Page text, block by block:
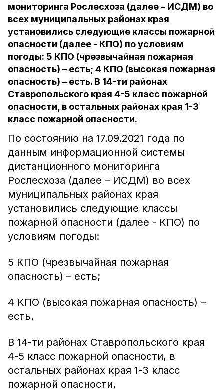
мониторинга Рослесхоза (далее – ИСДМ) во
всех муниципальных районах края
установились следующие классы пожарной
опасности (далее - КПО) по условиям
погоды: 5 КПО (чрезвычайная пожарная
опасность) – есть; 4 КПО (высокая пожарная
опасность) – есть. В 14-ти районах
Ставропольского края 4-5 класс пожарной
опасности, в остальных районах края 1-3
класс пожарной опасности.
По состоянию на 17.09.2021 года по
данным информационной системы
дистанционного мониторинга
Рослесхоза (далее – ИСДМ) во всех
муниципальных районах края
установились следующие классы
пожарной опасности (далее - КПО) по
условиям погоды:
5 КПО (чрезвычайная пожарная
опасность) – есть;
4 КПО (высокая пожарная опасность) –
есть.
В 14-ти районах Ставропольского края
4-5 класс пожарной опасности, в
остальных районах края 1-3 класс
пожарной опасности.